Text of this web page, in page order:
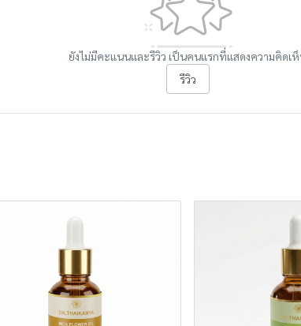
ยังไม่มีคะแนนและรีวิว เป็นคนแรกที่แสดงความคิดเ
รีวิว